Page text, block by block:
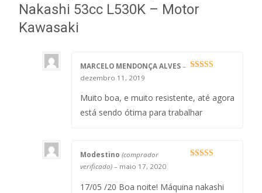
Nakashi 53cc L530K – Motor
Kawasaki
MARCELO MENDONÇA ALVES –
dezembro 11, 2019
Muito boa, e muito resistente, até agora
está sendo ótima para trabalhar
Modestino (comprador
verificado) – maio 17, 2020
17/05 /20 Boa noite! Máquina nakashi